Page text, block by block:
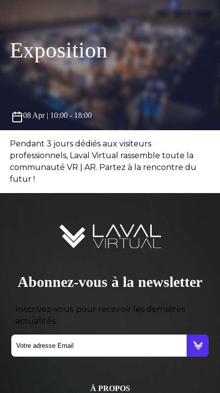
Exposition
08 Apr | 10:00 - 18:00
Pendant 3 jours dédiés aux visiteurs
professionnels, Laval Virtual rassemble toute la
communauté VR | AR. Partez à la rencontre du
futur !
Abonnez-vous à la newsletter
Inscrivez-vous pour recevoir les dernières
actualités.
À PROPOS